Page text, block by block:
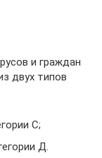
и граждан
двух типов
С;
Д.